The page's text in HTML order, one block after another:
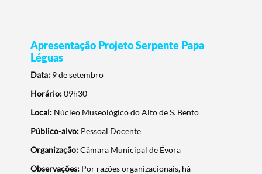
Apresentação Projeto Serpente Papa
Léguas
Data: 9 de setembro
Horário:09h30
Local: Núcleo Museológico do Alto de S. Bento
Público-alvo: Pessoal Docente
Organização:Câmara Municipal de Évora
Observações: Por razões organizacionais, há